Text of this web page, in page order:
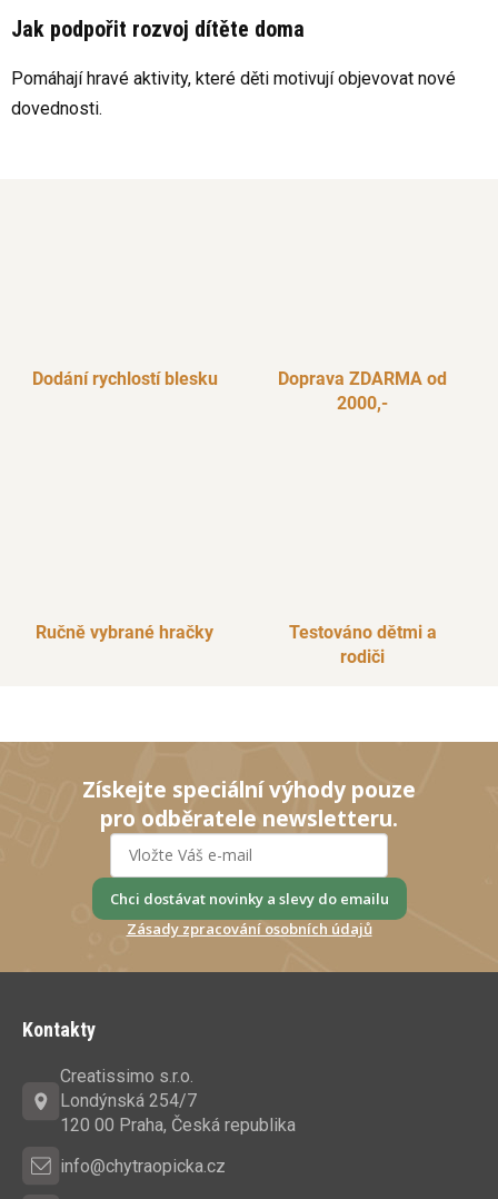
Jak podpořit rozvoj dítěte doma
Pomáhají hravé aktivity, které děti motivují objevovat nové
dovednosti.
Dodání rychlostí blesku
Doprava ZDARMA od
2000,-
Ručně vybrané hračky
Testováno dětmi a
rodiči
Získejte speciální výhody pouze
pro odběratele newsletteru.
Chci dostávat novinky a slevy do emailu
Zásady zpracování osobních údajů
Kontakty
Creatissimo s.r.o.
Londýnská 254/7
120 00 Praha, Česká republika
info@chytraopicka.cz